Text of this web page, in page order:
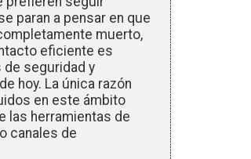
paran a pensar en que
muerto,
eficiente es
seguridad y
hoy. La única razón
en este ámbito
las herramientas de
canales de